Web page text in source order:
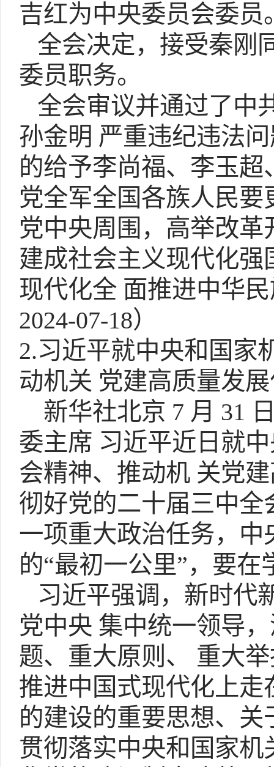
吉红为中央委员会委
全会决定，接受秦刚
委员职务。
全会审议并通过了中
孙金明 严重违纪违法
的给予李尚福、李玉
党全军全国各族人民
党中央周围，高举改
建成社会主义现代化
现代化全 面推进中华
2024-07-18）
2.习近平就中央和国家
动机关 党建高质量发
新华社北京 7 月 31
委主席 习近平近日就
会精神、推动机 关党
彻好党的二十届三中
一项重大政治任务，
的“最初一公里”，要
习近平强调，新时代
党中央 集中统一领导
题、重大原则、 重大
推进中国式现代化上
的建设的重要思想、
贯彻落实中央和国家